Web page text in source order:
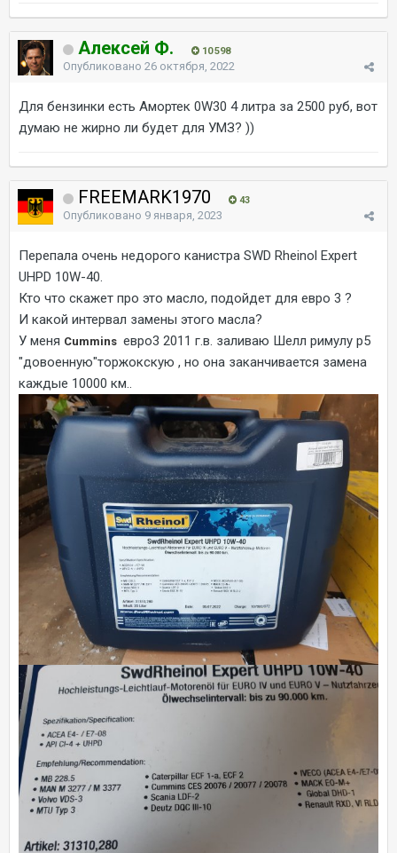
Алексей Ф. 10 598
Опубликовано 26 октября, 2022
Для бензинки есть Амортек 0W30 4 литра за 2500 руб, вот
думаю не жирно ли будет для УМЗ? ))
FREEMARK1970 43
Опубликовано 9 января, 2023
Перепала очень недорого канистра SWD Rheinol Expert
UHPD 10W-40.
Кто что скажет про это масло, подойдет для евро 3 ?
И какой интервал замены этого масла?
У меня Cummins евро3 2011 г.в. заливаю Шелл римулу р5
"довоенную"торжокскую , но она заканчивается замена
каждые 10000 км..